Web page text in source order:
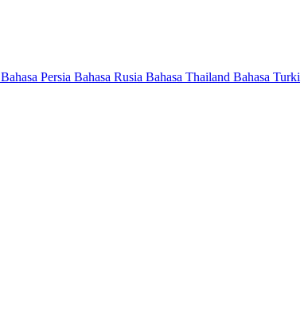
Bahasa Persia Bahasa Rusia Bahasa Thailand Bahasa Turki